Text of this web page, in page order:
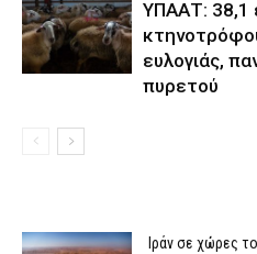
ΥΠΑΑΤ: 38,1
ευλογιάς,
πυρετού
Ιράν σε χώρες